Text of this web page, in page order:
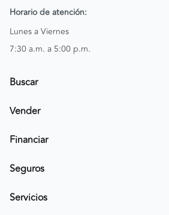
Horario de atención:
Lunes a Viernes
7:30 a.m. a 5:00 p.m.
Buscar
Encuentra un carro
Vender
Publicar mi vehículo
Financiar
Simular crédito
Seguros
Compra tu SOAT
Servicios